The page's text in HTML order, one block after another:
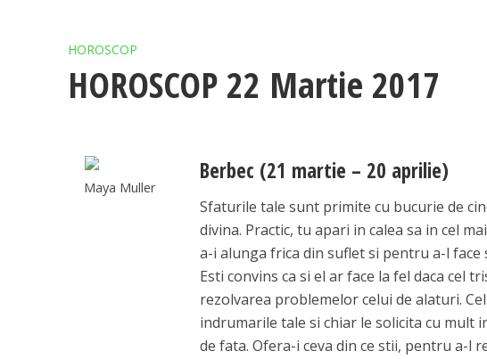
HOROSCOP
HOROSCOP 22 Martie 2017
Maya Muller
Berbec (21 martie – 20 aprilie)
Sfaturile tale sunt primite cu bucurie de
divina. Practic, tu apari in calea sa in cel
a-i alunga frica din suflet si pentru a-l
Esti convins ca si el ar face la fel daca cel
rezolvarea problemelor celui de alaturi.
indrumarile tale si chiar le solicita cu mult
de fata. Ofera-i ceva din ce stii, pentru a-l